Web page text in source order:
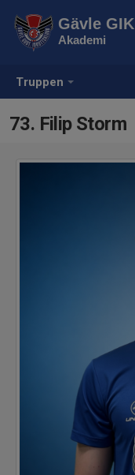
Truppen
Gävle GIK
Akademi
73. Filip Storm